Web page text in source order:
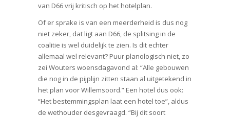
van D66 vrij kritisch op het hotelplan.
Of er sprake is van een meerderheid is dus nog
niet zeker, dat ligt aan D66, de splitsing in de
coalitie is wel duidelijk te zien. Is dit echter
allemaal wel relevant? Puur planologisch niet, zo
zei Wouters woensdagavond al: “Alle gebouwen
die nog in de pijplijn zitten staan al uitgetekend in
het plan voor Willemsoord.” Een hotel dus ook:
“Het bestemmingsplan laat een hotel toe”, aldus
de wethouder desgevraagd. “Bij dit soort